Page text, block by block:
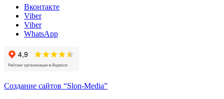
Вконтакте
Viber
Viber
WhatsApp
Создание сайтов “Slon-Media”